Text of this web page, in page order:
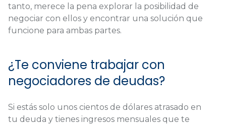
tanto, merece la pena explorar la posibilidad de
negociar con ellos y encontrar una solución que
funcione para ambas partes.
¿Te conviene trabajar con
negociadores de deudas?
Si estás solo unos cientos de dólares atrasado en
tu deuda y tienes ingresos mensuales que te